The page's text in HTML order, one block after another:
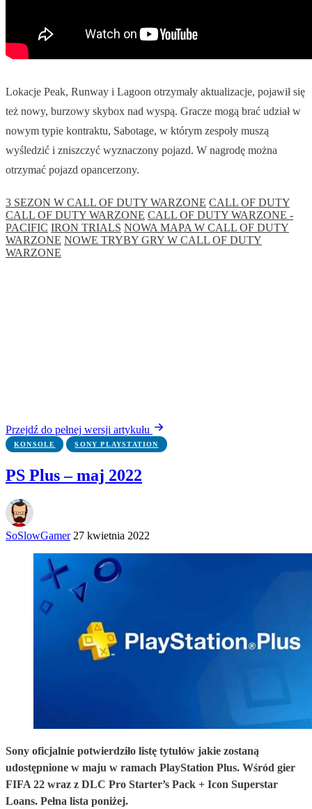
Lokacje Peak, Runway i Lagoon otrzymały aktualizacje, pojawił się
też nowy, burzowy skybox nad wyspą. Gracze mogą brać udział w
nowym typie kontraktu, Sabotage, w którym zespoły muszą
wyśledzić i zniszczyć wyznaczony pojazd. W nagrodę można
otrzymać pojazd opancerzony.
3 SEZON W CALL OF DUTY WARZONE CALL OF DUTY
CALL OF DUTY WARZONE CALL OF DUTY WARZONE -
PACIFIC IRON TRIALS NOWA MAPA W CALL OF DUTY
WARZONE NOWE TRYBY GRY W CALL OF DUTY
WARZONE
Przejdź do pełnej wersji artykułu
KONSOLE SONY PLAYSTATION
PS Plus – maj 2022
SoSlowGamer 27 kwietnia 2022
Sony oficjalnie potwierdziło listę tytułów jakie zostaną
udostępnione w maju w ramach PlayStation Plus. Wśród gier
FIFA 22 wraz z DLC Pro Starter’s Pack + Icon Superstar
Loans. Pełna lista poniżej.